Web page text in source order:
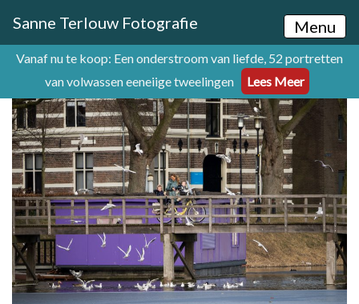
Sanne Terlouw Fotografie Menu
Vanaf nu te koop: Een onderstroom van liefde, 52 portretten
van volwassen eeneiige tweelingen
Lees Meer